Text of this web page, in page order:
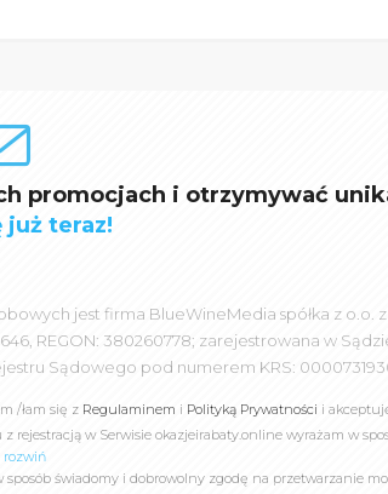
promocjach i otrzymywać
już teraz!
jest firma BlueWineMedia spółka z o.o. z
REGON: 380260778; zarejestrowana w
Sądowego pod numerem KRS:
/łam się z Regulaminem i Polityką Prywatności i
z rejestracją w Serwisie okazjeirabaty.online wyrażam w
rozwiń
sposób świadomy i dobrowolny zgodę na przetwarzanie